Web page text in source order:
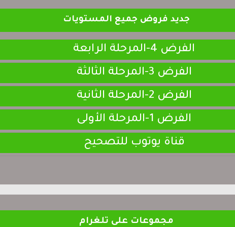
جديد فروض جميع المستويات
الفرض 4-المرحلة الرابعة
الفرض 3-المرحلة الثالثة
الفرض 2-المرحلة الثانية
الفرض 1-المرحلة الأولى
قناة يوتوب للتصحيح
مجموعات على تلغرام